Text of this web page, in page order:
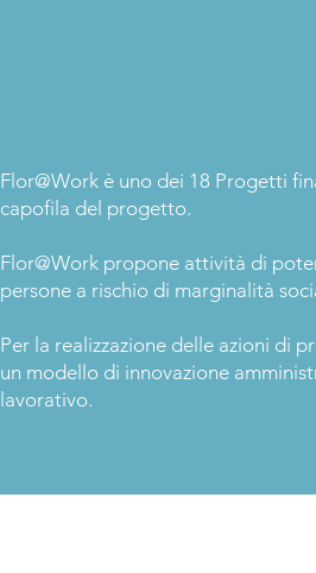
Flor@Work è uno dei 18 Progetti
capofila del progetto.
Flor@Work propone attività di
persone a rischio di marginalità
Per la realizzazione delle azioni di
un modello di innovazione
lavorativo.